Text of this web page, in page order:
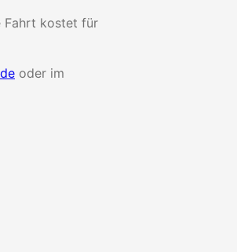
Fahrt kostet für
oder im